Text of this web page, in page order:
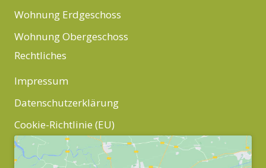
Wohnung Erdgeschoss
Wohnung Obergeschoss
Rechtliches
Impressum
Datenschutzerklärung
Cookie-Richtlinie (EU)